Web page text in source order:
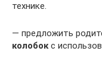
технике.
— предложить
колобокс